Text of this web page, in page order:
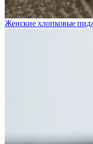
Женские хлопковые